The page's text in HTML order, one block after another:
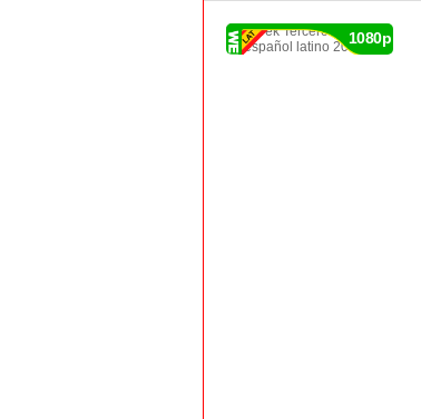
1080p